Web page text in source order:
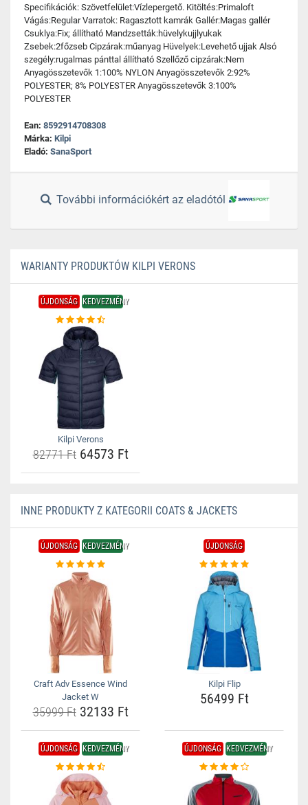
Specifikációk: Szövetfelület:Vízlepergető. Kitöltés:Primaloft
Vágás:Regular Varratok: Ragasztott kamrák Gallér:Magas gallér
Csuklya:Fix; állítható Mandzsetták:hüvelykujjlyukak
Zsebek:2főzseb Cipzárak:műanyag Hüvelyek:Levehető ujjak Alsó
szegély:rugalmas pánttal állítható Szellőző cipzárak:Nem
Anyagösszetevők 1:100% NYLON Anyagösszetevők 2:92%
POLYESTER; 8% POLYESTER Anyagösszetevők 3:100%
POLYESTER
Ean: 8592914708308
Márka: Kilpi
Eladó: SanaSport
További információkért az eladótól
WARIANTY PRODUKTÓW KILPI VERONS
ÚJDONSÁG KEDVEZMÉNY
Kilpi Verons
82771 Ft64573 Ft
INNE PRODUKTY Z KATEGORII COATS & JACKETS
ÚJDONSÁG KEDVEZMÉNY
Craft Adv Essence Wind
Jacket W
35999 Ft32133 Ft
ÚJDONSÁG
Kilpi Flip
56499 Ft
ÚJDONSÁG KEDVEZMÉNY ÚJDONSÁG KEDVEZMÉNY